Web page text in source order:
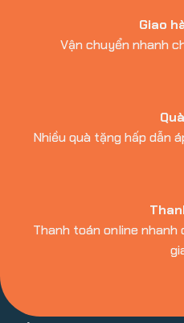
Giao
Vận chuyển nhanh
Nhiều quà tặng hấp dẫn
Thanh toán online nhanh